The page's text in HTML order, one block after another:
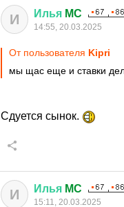
И Илья MC
14:55, 20.03.2025
От пользователя Kipri
мы щас еще и ставки
Сдуется сынок.
И Илья MC
15:11, 20.03.2025